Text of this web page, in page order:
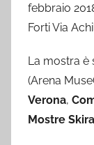
febbraio
Forti Via
La mostra è
(Arena
Verona,
Mostre Skira